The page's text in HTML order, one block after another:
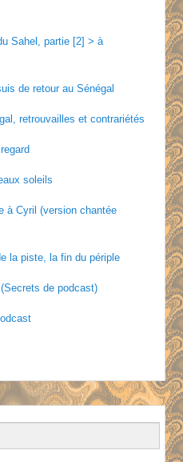
Sahel, partie [2] > à
de retour au Sénégal
retrouvailles et contrariétés
soleils
à Cyril (version chantée
la piste, la fin du périple
de podcast)